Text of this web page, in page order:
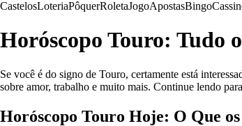
CastelosLoteriaPôquerRoletaJogoApostasBingo
Horóscopo Touro: Tudo
Se você é do signo de Touro, certamente está
sobre amor, trabalho e muito mais. Continue lendo
Horóscopo Touro Hoje: O Que